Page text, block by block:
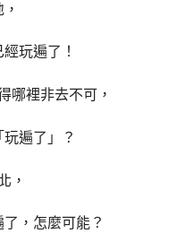
玩遍了！
哪裡非去不可，
遍了」？
，
，怎麼可能？